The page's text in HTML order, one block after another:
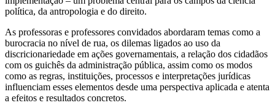
política, da antropologia e do direito.
As professoras e professores convidados abordaram temas como a
burocracia no nível de rua, os dilemas ligados ao uso da
discricionariedade em ações governamentais, a relação dos cidadãos
com os guichês da administração pública, assim como os modos
como as regras, instituições, processos e interpretações jurídicas
influenciam esses elementos desde uma perspectiva aplicada e atenta
a efeitos e resultados concretos.